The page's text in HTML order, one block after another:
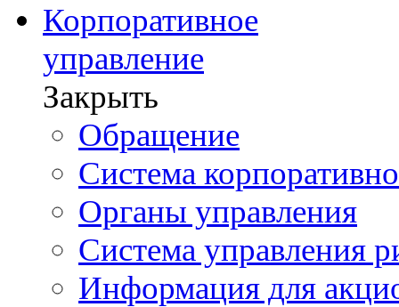
Корпоративное
управление
Закрыть
Обращение
Система
Органы управления
Система управления
Информация для